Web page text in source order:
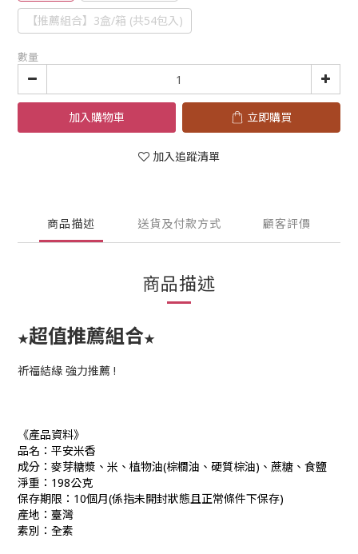
【推薦組合】3盒/箱 (共54包入)
數量
加入購物車 立即購買
加入追蹤清單
商品描述 送貨及付款方式 顧客評價
商品描述
★超值推薦組合★
祈福結緣 強力推薦 !
《產品資料》
品名：平安米香
成分：麥芽糖漿、米、植物油(棕櫚油、硬質棕油)、蔗糖、食鹽
淨重：198公克
保存期限：10個月(係指未開封狀態且正常條件下保存)
產地：臺灣
素別：全素